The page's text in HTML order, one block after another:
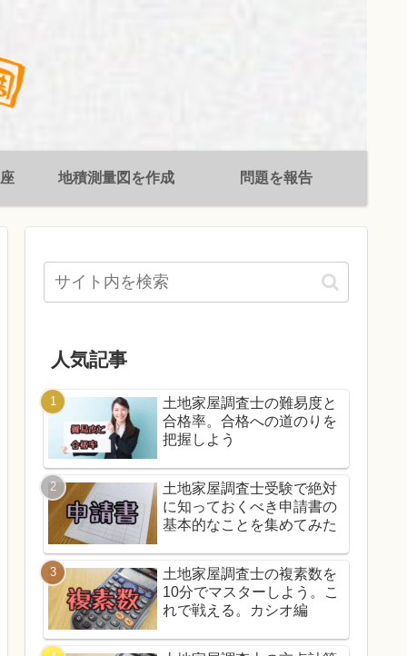
地積測量図を作成 問題を報告
人気記事
土地家屋調査士の難易度と
合格率。合格への道のりを
把握しよう
土地家屋調査士受験で絶対
に知っておくべき申請書の
基本的なことを集めてみた
土地家屋調査士の複素数を
10分でマスターしよう。こ
れで戦える。カシオ編